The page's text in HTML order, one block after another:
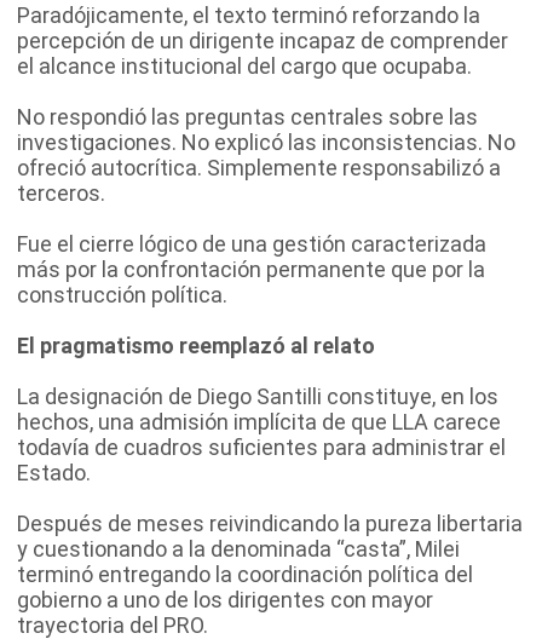
Paradójicamente, el texto terminó reforzando la
percepción de un dirigente incapaz de comprender
el alcance institucional del cargo que ocupaba.
No respondió las preguntas centrales sobre las
investigaciones. No explicó las inconsistencias. No
ofreció autocrítica. Simplemente responsabilizó a
terceros.
Fue el cierre lógico de una gestión caracterizada
más por la confrontación permanente que por la
construcción política.
El pragmatismo reemplazó al relato
La designación de Diego Santilli constituye, en los
hechos, una admisión implícita de que LLA carece
todavía de cuadros suficientes para administrar el
Estado.
Después de meses reivindicando la pureza libertaria
y cuestionando a la denominada “casta”, Milei
terminó entregando la coordinación política del
gobierno a uno de los dirigentes con mayor
trayectoria del PRO.